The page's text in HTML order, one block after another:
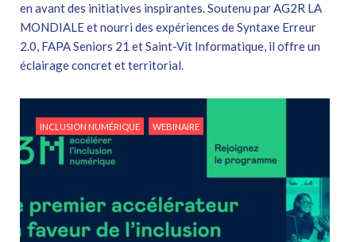
en avant des initiatives inspirantes. Soutenu par AG2R LA
MONDIALE et nourri des expériences de Syntaxe Erreur
2.0, FAPA Seniors 21 et Saint-Vit Informatique, il offre un
éclairage concret et territorial.
INCLUSION NUMÉRIQUE WEBINAIRE